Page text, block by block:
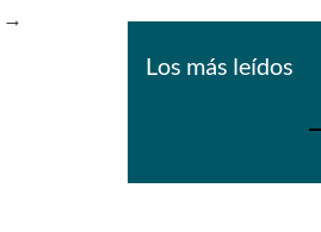
→
Los más leídos